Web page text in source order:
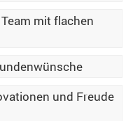
mit flachen
und Freude